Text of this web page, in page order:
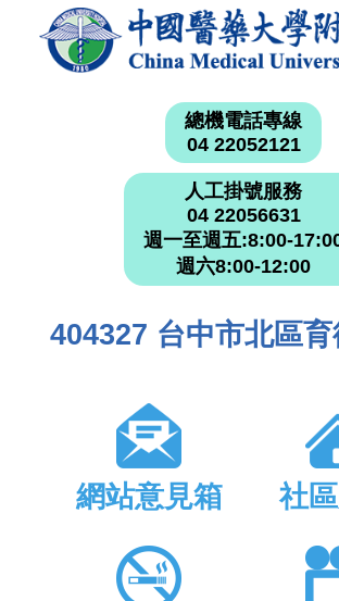
總機電話專線
04 22052121
人工掛號服務
04 22056631
週一至週五:8:00-
週六8:00-12:00
404327 台中市北區
網站意見箱 社